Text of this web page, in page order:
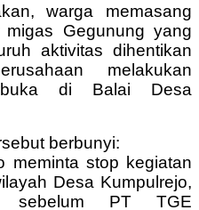
warga memasang
Gegunung yang
aktivitas dihentikan
melakukan
di Balai Desa
berbunyi:
meminta stop kegiatan
Desa Kumpulrejo,
sebelum PT TGE